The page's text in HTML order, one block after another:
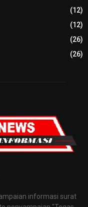
(12)
(12)
(26)
(26)
informasi surat